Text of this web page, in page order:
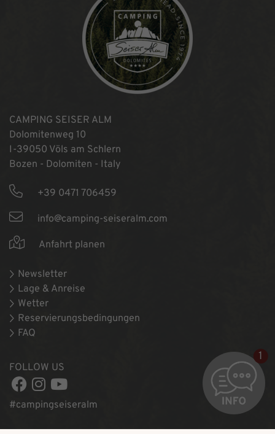
CAMPING SEISER ALM
Dolomitenweg 10
I-39050 Völs am Schlern
Bozen - Dolomiten - Italy
+39 0471 706459
info@camping-seiseralm.com
Anfahrt planen
Newsletter
Lage & Anreise
Wetter
Reservierungsbedingungen
FAQ
FOLLOW US
#campingseiseralm
1